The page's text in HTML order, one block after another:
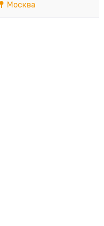
Москва